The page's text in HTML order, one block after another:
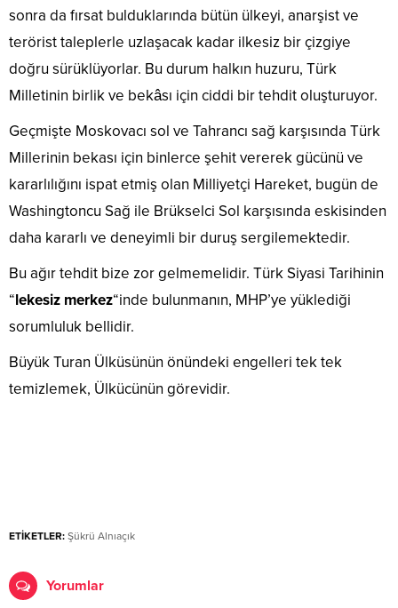
sonra da fırsat bulduklarında bütün ülkeyi, anarşist ve
terörist taleplerle uzlaşacak kadar ilkesiz bir çizgiye
doğru sürüklüyorlar. Bu durum halkın huzuru, Türk
Milletinin birlik ve bekâsı için ciddi bir tehdit oluşturuyor.
Geçmişte Moskovacı sol ve Tahrancı sağ karşısında Türk
Millerinin bekası için binlerce şehit vererek gücünü ve
kararlılığını ispat etmiş olan Milliyetçi Hareket, bugün de
Washingtoncu Sağ ile Brükselci Sol karşısında eskisinden
daha kararlı ve deneyimli bir duruş sergilemektedir.
Bu ağır tehdit bize zor gelmemelidir. Türk Siyasi Tarihinin
“lekesiz merkez“inde bulunmanın, MHP’ye yüklediği
sorumluluk bellidir.
Büyük Turan Ülküsünün önündeki engelleri tek tek
temizlemek, Ülkücünün görevidir.
ETİKETLER: Şükrü Alnıaçık
Yorumlar